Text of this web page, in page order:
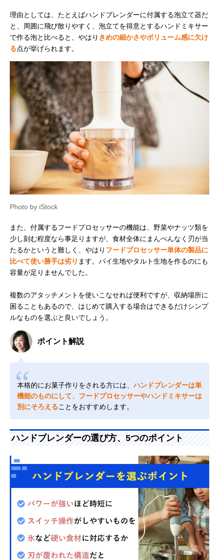
理由としては、たとえばハンドブレンダーに付属する泡立て器だ
と、周囲に飛び散りやすく、泡立てを得意とするハンドミキサー
で作る泡と比べると、やはり きめの細かさやボリューム感に欠け
る点が挙げられます。
Photo by iStock
また、付属するフードプロセッサーの機能は、野菜やナッツ類を
少し刻む程度なら事足りますが、食材全体にまんべんなく刃が当
たるかというと難しく、やはり フードプロセッサー単体の製品に
比べて使い勝手は劣り ます。パイ生地やタルト生地を作るのにも
容量が足りませんでした。
複数のアタッチメントを使いこなせれば便利ですが、収納場所に
困ることもあるので、はじめて購入する場合はできるだけシンプ
ルなものを選ぶと良いでしょう。
ポイント解説
本格的にお菓子作りをされる方には、ハンドブレンダーは単
機能のものにして、フードプロセッサーやハンドミキサーは
別にそろえることをおすすめします。
ハンドブレンダーの選び方、5つのポイント